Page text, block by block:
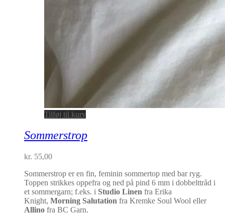
Tilføj til kurv
Sommerstrop
kr. 55,00
Sommerstrop er en fin, feminin sommertop med bar ryg.
Toppen strikkes oppefra og ned på pind 6 mm i dobbelttråd i
et sommergarn; f.eks. i Studio Linen fra Erika
Knight, Morning Salutation fra Kremke Soul Wool eller
Allino fra BC Garn.